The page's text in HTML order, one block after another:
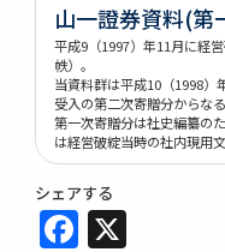
山一證券資料(第
平成9（1997）年11月に経
帙）。
当資料群は平成10（1998）
受入の第二次寄贈分からなる
第一次寄贈分は社史編纂の
は経営破綻当時の社内現用
シェアする